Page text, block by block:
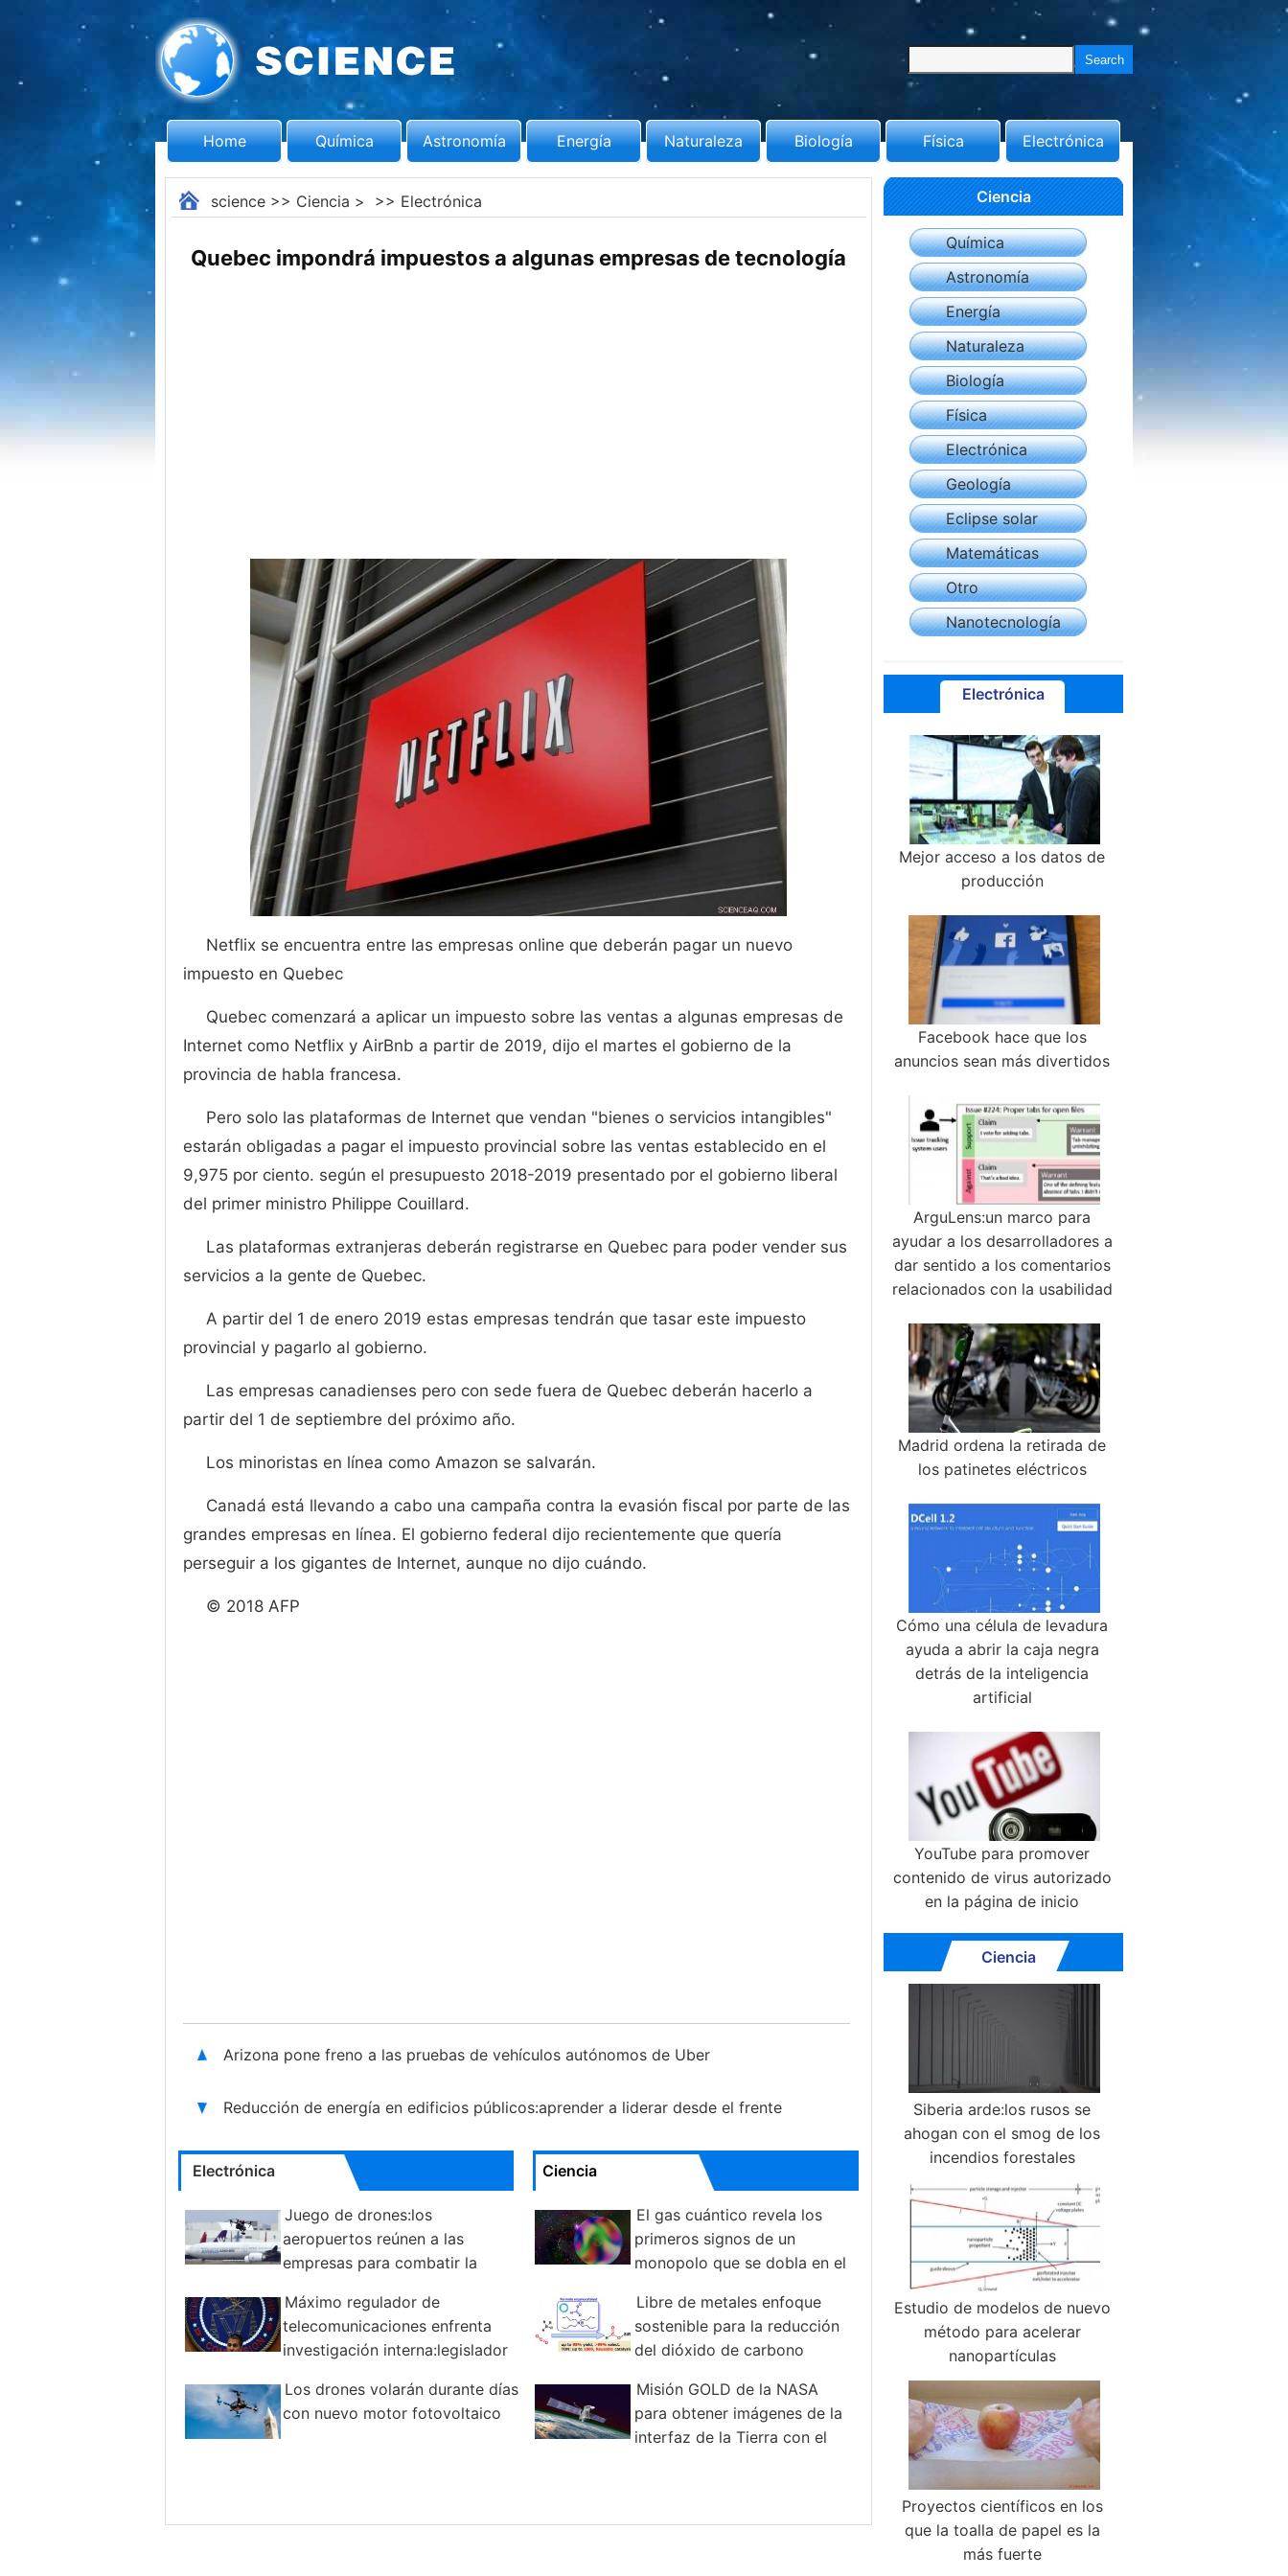
Home Química Astronomía Energía Naturaleza Biología Física Electrónica
science>> Ciencia > >> Electrónica
Quebec impondrá impuestos a algunas empresas de tecnología
Netflix se encuentra entre las empresas online que deberán pagar un nuevo
impuesto en Quebec
Quebec comenzará a aplicar un impuesto sobre las ventas a algunas empresas de
Internet como Netflix y AirBnb a partir de 2019, dijo el martes el gobierno de la
provincia de habla francesa.
Pero solo las plataformas de Internet que vendan "bienes o servicios intangibles"
estarán obligadas a pagar el impuesto provincial sobre las ventas establecido en el
9,975 por ciento. según el presupuesto 2018-2019 presentado por el gobierno liberal
del primer ministro Philippe Couillard.
Las plataformas extranjeras deberán registrarse en Quebec para poder vender sus
servicios a la gente de Quebec.
A partir del 1 de enero 2019 estas empresas tendrán que tasar este impuesto
provincial y pagarlo al gobierno.
Las empresas canadienses pero con sede fuera de Quebec deberán hacerlo a
partir del 1 de septiembre del próximo año.
Los minoristas en línea como Amazon se salvarán.
Canadá está llevando a cabo una campaña contra la evasión fiscal por parte de las
grandes empresas en línea. El gobierno federal dijo recientemente que quería
perseguir a los gigantes de Internet, aunque no dijo cuándo.
© 2018 AFP
Arizona pone freno a las pruebas de vehículos autónomos de Uber
Reducción de energía en edificios públicos:aprender a liderar desde el frente
Electrónica
Juego de drones:los
aeropuertos reúnen a las
empresas para combatir la
Máximo regulador de
telecomunicaciones enfrenta
investigación interna:legislador
Los drones volarán durante días
con nuevo motor fotovoltaico
Ciencia
El gas cuántico revela los
primeros signos de un
monopolo que se dobla en el
Libre de metales enfoque
sostenible para la reducción
del dióxido de carbono
Misión GOLD de la NASA
para obtener imágenes de la
interfaz de la Tierra con el
Ciencia
Química
Astronomía
Energía
Naturaleza
Biología
Física
Electrónica
Geología
Eclipse solar
Matemáticas
Otro
Nanotecnología
Electrónica
Mejor acceso a los datos de
producción
Facebook hace que los
anuncios sean más divertidos
ArguLens:un marco para
ayudar a los desarrolladores a
dar sentido a los comentarios
relacionados con la usabilidad
Madrid ordena la retirada de
los patinetes eléctricos
Cómo una célula de levadura
ayuda a abrir la caja negra
detrás de la inteligencia
artificial
YouTube para promover
contenido de virus autorizado
en la página de inicio
Ciencia
Siberia arde:los rusos se
ahogan con el smog de los
incendios forestales
Estudio de modelos de nuevo
método para acelerar
nanopartículas
Proyectos científicos en los
que la toalla de papel es la
más fuerte